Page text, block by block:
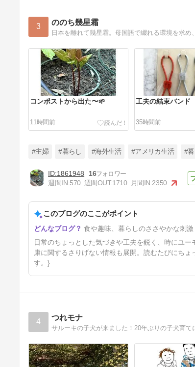
3 ののち幾星霜
コンポストから出た〜🌱
11時間前
工夫の結束バンド
35時間前
5日前
#主婦 #暮らし #海外生活 #アメリカ生活 #
1861948
16
週間IN:570 週間OUT:1710 月間IN:2350
このブログのここがポイント
食や趣味、暮らしのささやかな刺激
日常のちょっとした気づきや工夫を鋭く、時にユ
康に関するさりげない情報も展開。読むたびにち
す。}
4 つれモナ
サルーキの子犬が来ました！20年ぶりの子犬育て